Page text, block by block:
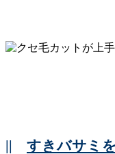
|| すきバサミ